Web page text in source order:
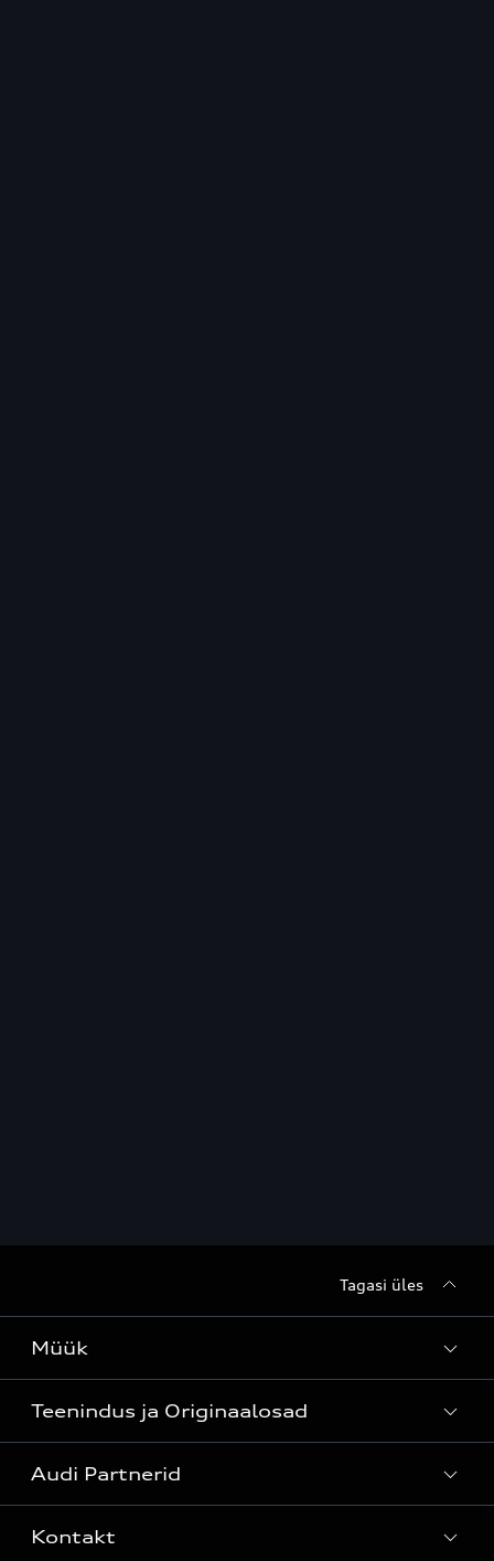
Tagasi üles
Müük
Kõik mudelid
Laoautod
Teenindus ja Originaalosad
Teenindus
Audi Partnerid
Kontakt